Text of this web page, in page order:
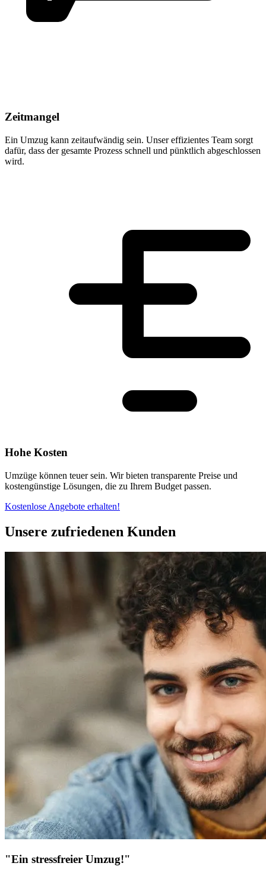
Zeitmangel
Ein Umzug kann zeitaufwändig sein. Unser effizientes Team sorgt
dafür, dass der gesamte Prozess schnell und pünktlich abgeschlossen
wird.
Hohe Kosten
Umzüge können teuer sein. Wir bieten transparente Preise und
kostengünstige Lösungen, die zu Ihrem Budget passen.
Kostenlose Angebote erhalten!
Unsere zufriedenen Kunden
"Ein stressfreier Umzug!"